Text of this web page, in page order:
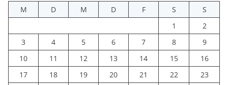
M
D M D F S
S
1
2
3
4 5 6 7 8
9
10
11 12 13 14 15
16
17
18 19 20 21 22
23